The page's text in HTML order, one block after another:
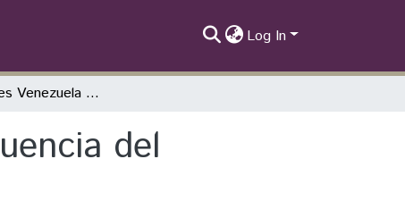
Log In
Las relaciones Venezuela - Ecuador y la influencia del chavismo durante el período Correa.
del